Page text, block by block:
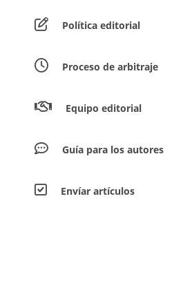
Política editorial
Proceso de arbitraje
Equipo editorial
Guía para los autores
Envíar artículos